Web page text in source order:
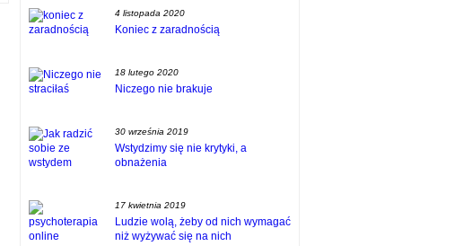
4 listopada 2020
Koniec z zaradnością
18 lutego 2020
Niczego nie brakuje
30 września 2019
Wstydzimy się nie krytyki, a
obnażenia
17 kwietnia 2019
Ludzie wolą, żeby od nich wymagać
niż wyżywać się na nich